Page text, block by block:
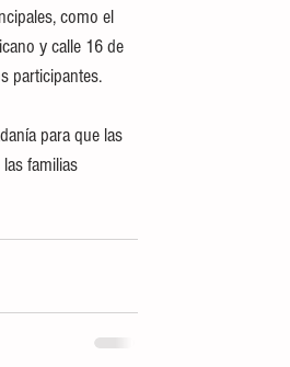
como el
y calle 16 de
participantes.
para que las
familias